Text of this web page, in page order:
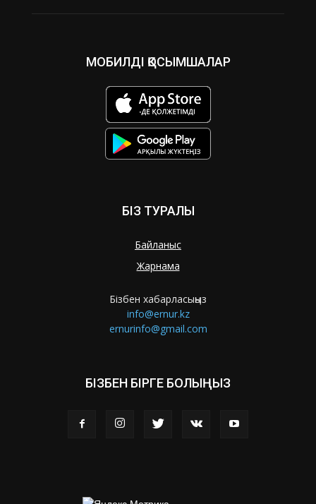
МОБИЛДІ ҚОСЫМШАЛАР
БІЗ ТУРАЛЫ
Байланыс
Жарнама
Бізбен хабарласыңыз
info@ernur.kz
ernurinfo@gmail.com
БІЗБЕН БІРГЕ БОЛЫҢЫЗ